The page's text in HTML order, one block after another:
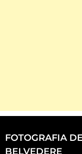
FOTOGRAFIA
BELVEDERE